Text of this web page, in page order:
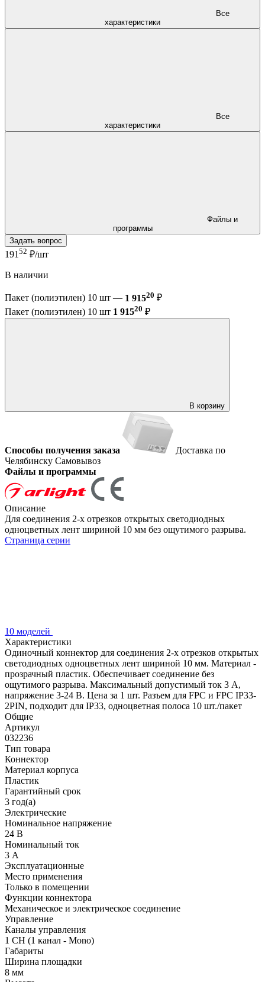
характеристики
характеристики
программы
Задать вопрос
191 52 ₽/шт
В наличии
Пакет (полиэтилен) 10 шт — 1 91520 ₽
Пакет (полиэтилен) 10 шт 1 91520 ₽
В корзину
Способы получения заказа
Доставка по
Челябинску Самовывоз
Файлы и программы
Описание
Для соединения 2-х отрезков открытых светодиодных
одноцветных лент шириной 10 мм без ощутимого разрыва.
Страница серии
10 моделей
Характеристики
Одиночный коннектор для соединения 2-х отрезков открытых
светодиодных одноцветных лент шириной 10 мм. Материал -
прозрачный пластик. Обеспечивает соединение без
ощутимого разрыва. Максимальный допустимый ток 3 А,
напряжение 3-24 В. Цена за 1 шт. Разъем для FPC и FPC IP33-
2PIN, подходит для IP33, одноцветная полоса 10 шт./пакет
Общие
Артикул
032236
Тип товара
Коннектор
Материал корпуса
Пластик
Гарантийный срок
3 год(а)
Электрические
Номинальное напряжение
24 В
Номинальный ток
3 А
Эксплуатационные
Место применения
Только в помещении
Функции коннектора
Механическое и электрическое соединение
Управление
Каналы управления
1 CH (1 канал - Mono)
Габариты
Ширина площадки
8 мм